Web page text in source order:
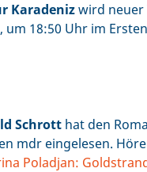
Karadenizwird neuer
um 18:50 Uhr im
Schrott hat den
mdr eingelesen.
Poladjan: